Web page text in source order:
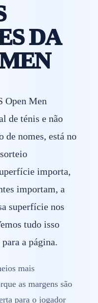
DA
Open Men
de ténis e não
de nomes, está no
importa,
importam, a
superfície nos
tudo isso
a página.
mais
as margens são
para o jogador